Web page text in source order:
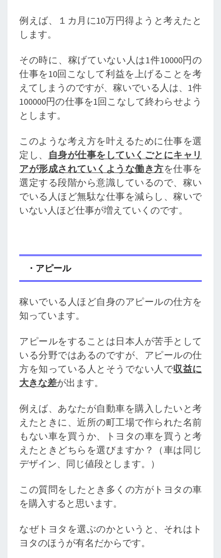
例えば、１カ月に10万円得ようと考えたと
します。
その時に、稼げていない人は1件10000円の
仕事を10回こなして利益を上げることを考
えてしまうのですが、稼いでいる人は、1件
100000円の仕事を1回こなして終わらせよう
とします。
このような考え方を叶えるために仕事を選
定し、
自身が仕事をしていくごとにキャリ
アが形成されていくような働き方を仕事を
選定する段階から意識しているので、稼い
でいる人ほど無駄な仕事を減らし、稼いで
いない人ほど仕事が増えていくのです。
・アピール
稼いでいる人ほど自身のアピールの仕方を
知っています。
アピールをすることは日本人が苦手として
いる分野ではあるのですが、アピールの仕
方を知っている人とそうでない人で収益に
大きな差が出ます。
例えば、あなたが自動車を購入したいと考
えたときに、近所の町工場で作られた名前
もない車を買うか、トヨタの車を買うと考
えたときどちらを選びますか？（車は同じ
デザイン、同じ値段とします。）
この質問をしたとき多くの方がトヨタの車
を購入すると思います。
なぜトヨタを選ぶのかというと、それはト
ヨタのほうが有名だからです。